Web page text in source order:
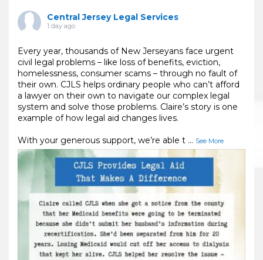
Central Jersey Legal Services
1 day ago
Every year, thousands of New Jerseyans face urgent
civil legal problems – like loss of benefits, eviction,
homelessness, consumer scams – through no fault of
their own. CJLS helps ordinary people who can’t afford
a lawyer on their own to navigate our complex legal
system and solve those problems. Claire’s story is one
example of how legal aid changes lives.
With your generous support, we’re able t ... See More